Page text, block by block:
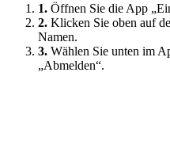
1. Öffnen Sie die App
2. Klicken Sie oben auf
Namen.
3. Wählen Sie unten im
„Abmelden“.